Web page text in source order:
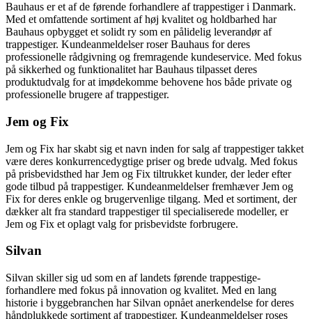
Bauhaus er et af de førende forhandlere af trappestiger i Danmark.
Med et omfattende sortiment af høj kvalitet og holdbarhed har
Bauhaus opbygget et solidt ry som en pålidelig leverandør af
trappestiger. Kundeanmeldelser roser Bauhaus for deres
professionelle rådgivning og fremragende kundeservice. Med fokus
på sikkerhed og funktionalitet har Bauhaus tilpasset deres
produktudvalg for at imødekomme behovene hos både private og
professionelle brugere af trappestiger.
Jem og Fix
Jem og Fix har skabt sig et navn inden for salg af trappestiger takket
være deres konkurrencedygtige priser og brede udvalg. Med fokus
på prisbevidsthed har Jem og Fix tiltrukket kunder, der leder efter
gode tilbud på trappestiger. Kundeanmeldelser fremhæver Jem og
Fix for deres enkle og brugervenlige tilgang. Med et sortiment, der
dækker alt fra standard trappestiger til specialiserede modeller, er
Jem og Fix et oplagt valg for prisbevidste forbrugere.
Silvan
Silvan skiller sig ud som en af landets førende trappestige-
forhandlere med fokus på innovation og kvalitet. Med en lang
historie i byggebranchen har Silvan opnået anerkendelse for deres
håndplukkede sortiment af trappestiger. Kundeanmeldelser roses